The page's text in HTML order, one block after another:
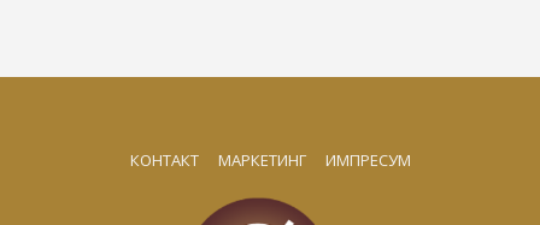
КОНТАКТ МАРКЕТИНГ ИМПРЕСУМ